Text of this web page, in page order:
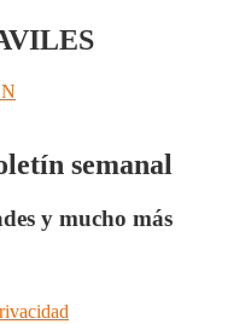
semanal
y mucho más